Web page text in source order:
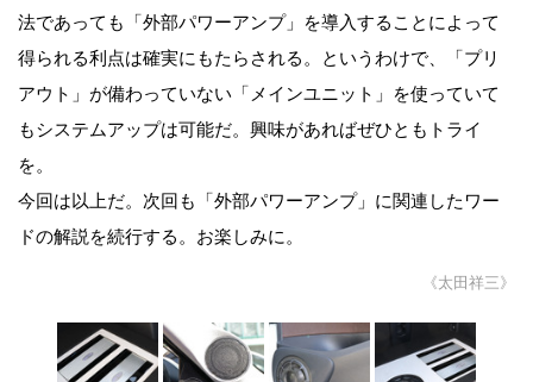
法であっても「外部パワーアンプ」を導入することによって
得られる利点は確実にもたらされる。というわけで、「プリ
アウト」が備わっていない「メインユニット」を使っていて
もシステムアップは可能だ。興味があればぜひともトライ
を。
今回は以上だ。次回も「外部パワーアンプ」に関連したワー
ドの解説を続行する。お楽しみに。
《太田祥三》